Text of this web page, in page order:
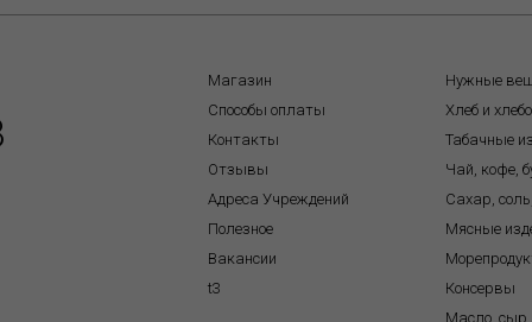
Магазин
Способы оплаты
Контакты
Отзывы
Адреса Учреждений
Полезное
Вакансии
t3
Нужные
Хлеб и
Табачные
Чай, кофе,
Сахар,
Мясные
Консервы
Масло, сыр,